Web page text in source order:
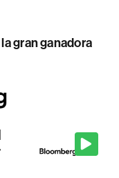
gran ganadora